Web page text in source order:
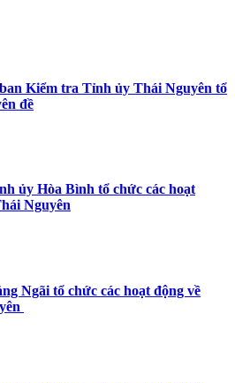
Kiểm tra Tỉnh ủy Thái Nguyên tổ
đề
ủy Hòa Bình tổ chức các hoạt
Nguyên
Ngãi tổ chức các hoạt động về